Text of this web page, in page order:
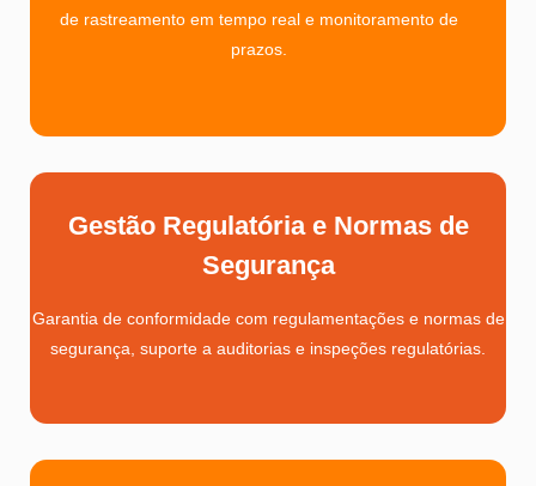
de rastreamento em tempo real e monitoramento de
prazos.
Gestão Regulatória e Normas de
Segurança
Garantia de conformidade com regulamentações e normas de
segurança, suporte a auditorias e inspeções regulatórias.